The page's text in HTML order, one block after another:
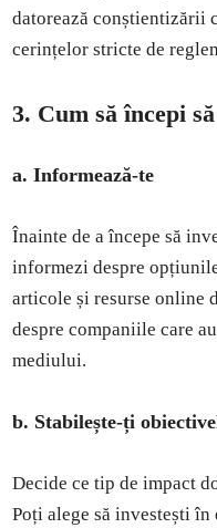
datorează conștientizării
cerințelor stricte de
3. Cum să începi
a. Informează-te
Înainte de a începe să
informezi despre
articole și resurse online
despre companiile care
mediului.
b. Stabilește-ți
Decide ce tip de impact
Poți alege să investești